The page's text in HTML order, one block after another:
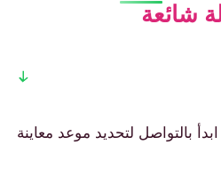
شائعة
بالتواصل لتحديد موعد معاينة